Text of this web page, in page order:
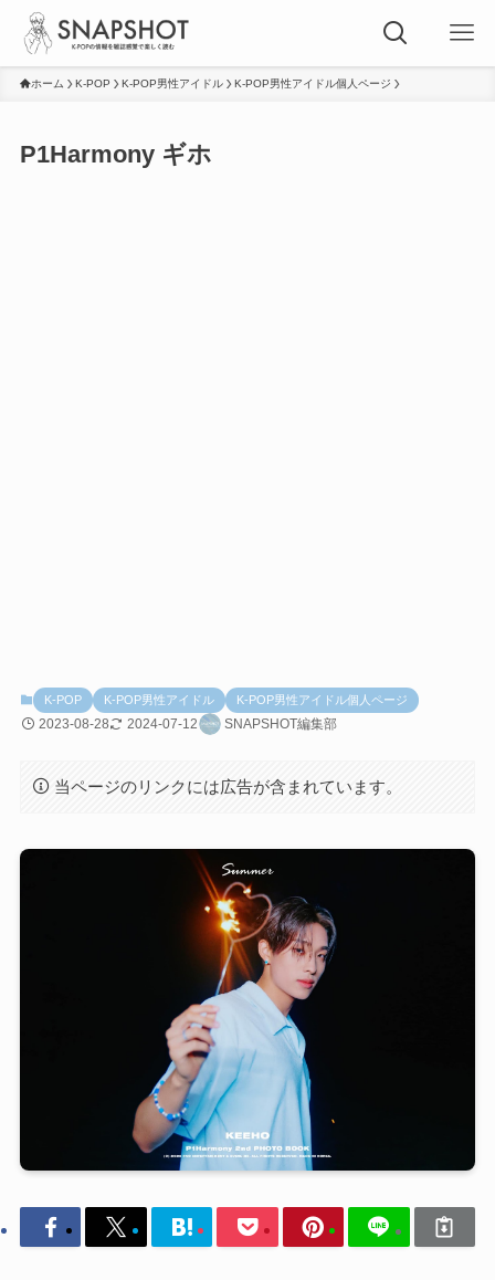
ホーム K-POP K-POP男性アイドル K-POP男性アイドル個人ページ
P1Harmony ギホ
K-POP K-POP男性アイドル K-POP男性アイドル個人ページ
2023-08-28 2024-07-12 SNAPSHOT編集部
当ページのリンクには広告が含まれています。